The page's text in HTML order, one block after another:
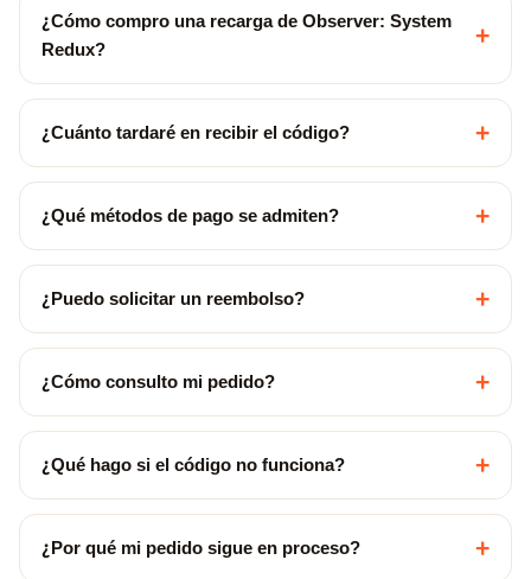
¿Cómo compro una recarga de Observer: System
Redux?
+
¿Cuánto tardaré en recibir el código? +
¿Qué métodos de pago se admiten? +
¿Puedo solicitar un reembolso? +
¿Cómo consulto mi pedido? +
¿Qué hago si el código no funciona? +
¿Por qué mi pedido sigue en proceso? +